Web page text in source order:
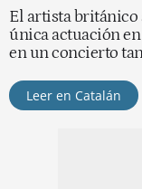
El artista británico
única actuación
en un concierto
Leer en Catalán